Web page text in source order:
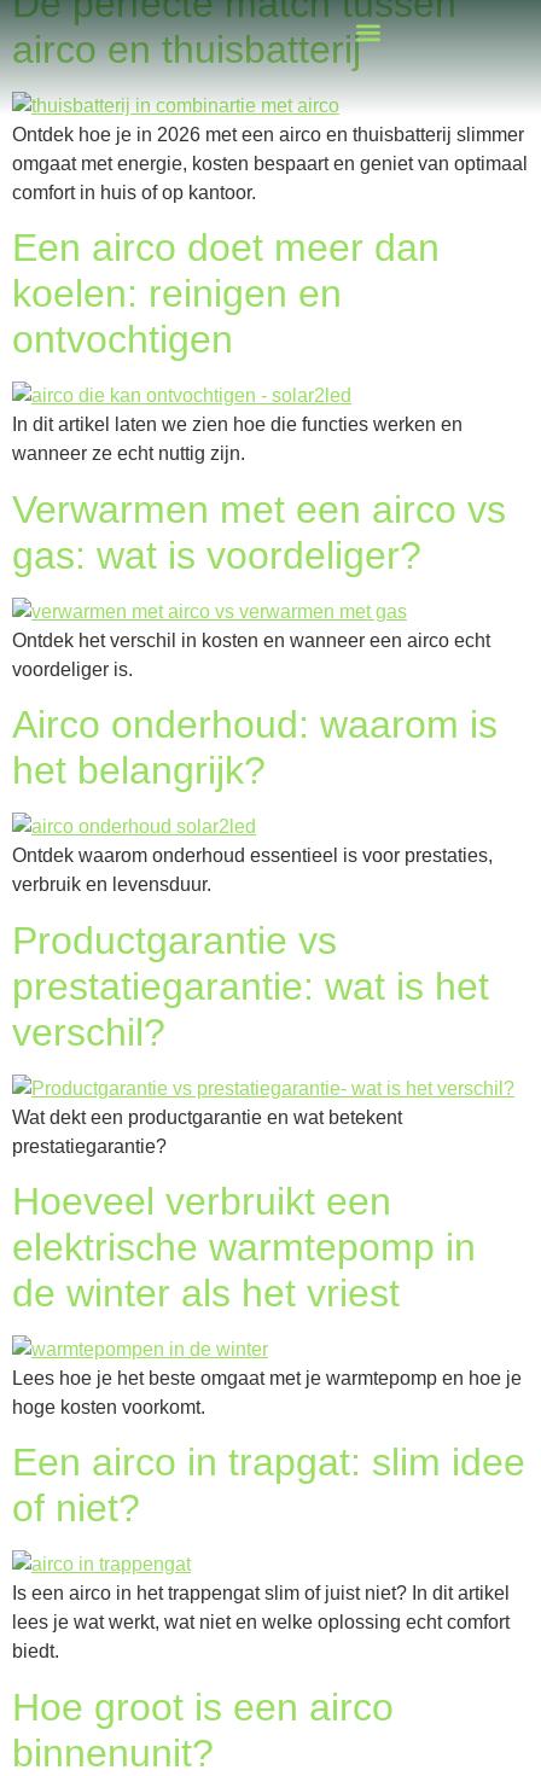
airco en thuisbatterij
Ontdek hoe je in 2026 met een airco en thuisbatterij slimmer
omgaat met energie, kosten bespaart en geniet van optimaal
comfort in huis of op kantoor.
Een airco doet meer dan
koelen: reinigen en
ontvochtigen
In dit artikel laten we zien hoe die functies werken en
wanneer ze echt nuttig zijn.
Verwarmen met een airco vs
gas: wat is voordeliger?
Ontdek het verschil in kosten en wanneer een airco echt
voordeliger is.
Airco onderhoud: waarom is
het belangrijk?
Ontdek waarom onderhoud essentieel is voor prestaties,
verbruik en levensduur.
Productgarantie vs
prestatiegarantie: wat is het
verschil?
Wat dekt een productgarantie en wat betekent
prestatiegarantie?
Hoeveel verbruikt een
elektrische warmtepomp in
de winter als het vriest
Lees hoe je het beste omgaat met je warmtepomp en hoe je
hoge kosten voorkomt.
Een airco in trapgat: slim idee
of niet?
Is een airco in het trappengat slim of juist niet? In dit artikel
lees je wat werkt, wat niet en welke oplossing echt comfort
biedt.
Hoe groot is een airco
binnenunit?